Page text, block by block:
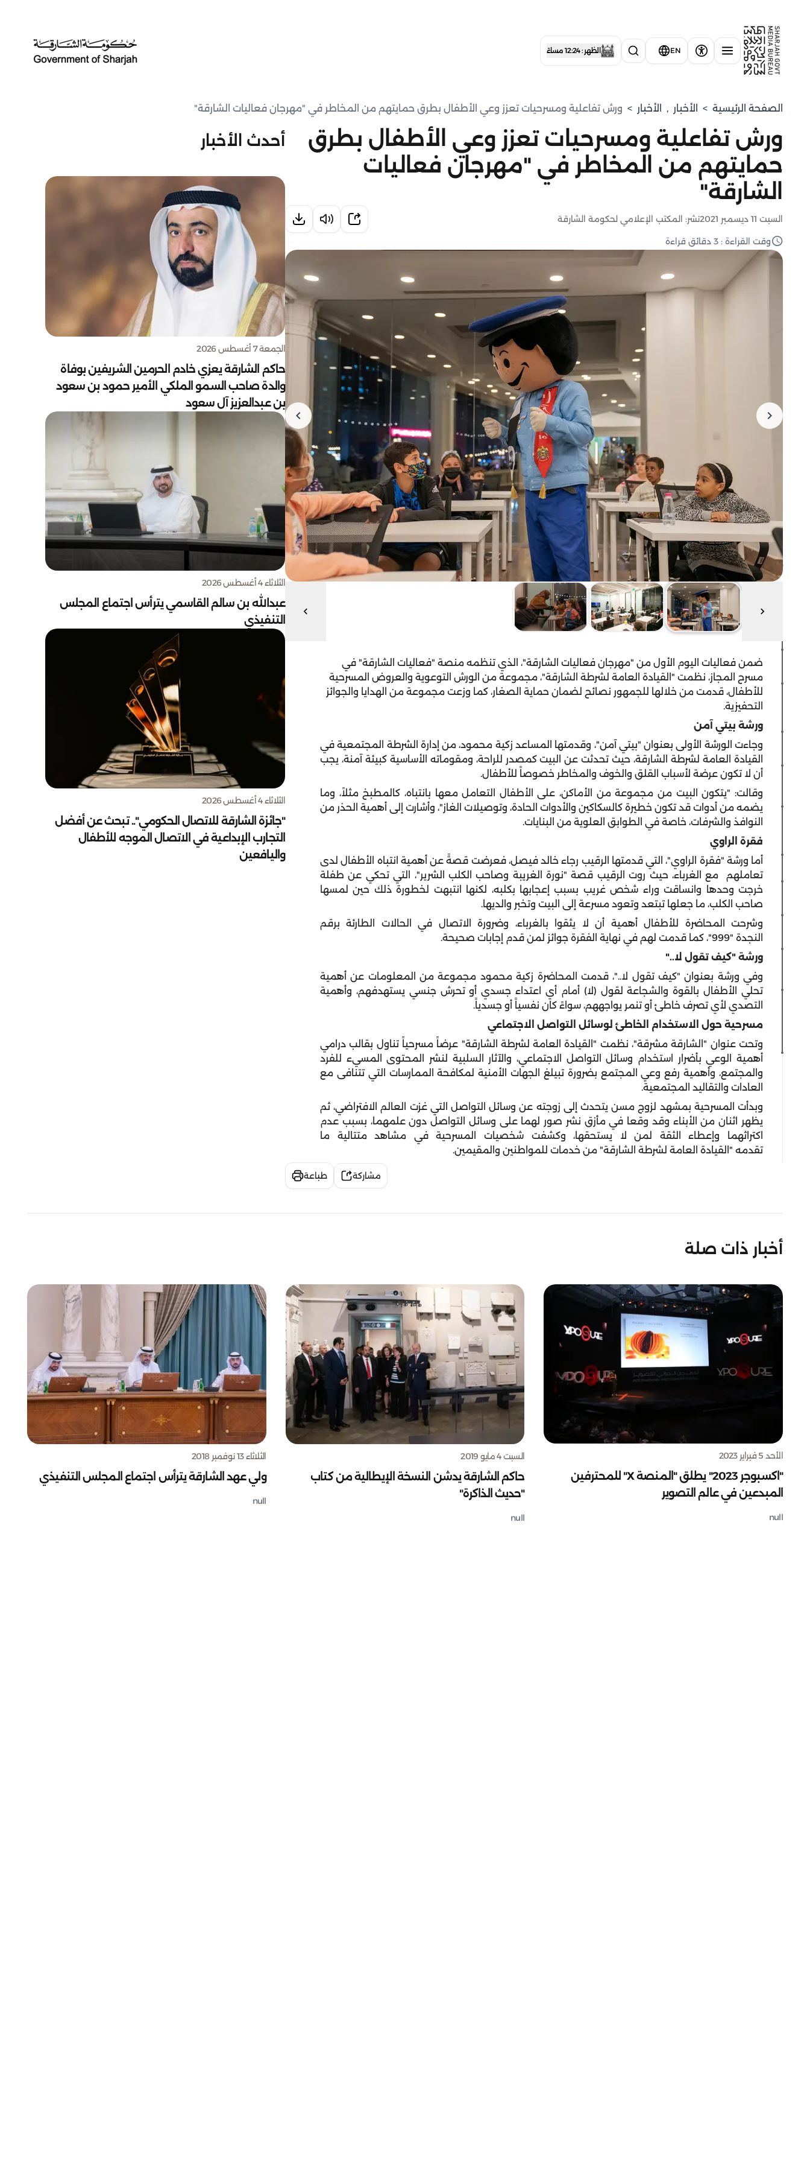
EN الظهر : 12:24 مساءً
الصفحة الرئيسية > الأخبار , الأخبار > ورش تفاعلية ومسرحيات تعزز وعي الأطفال بطرق حمايتهم من المخاطر في "مهرجان فعاليات الشارقة"
ورش تفاعلية ومسرحيات تعزز وعي الأطفال بطرق
حمايتهم من المخاطر في "مهرجان فعاليات
الشارقة"
السبت 11 ديسمبر 2021 نشر: المكتب الإعلامي لحكومة الشارقة
وقت القراءة : 3 دقائق قراءة
ضمن فعاليات اليوم الأول من "مهرجان فعاليات الشارقة"، الذي تنظمه منصة "فعاليات الشارقة" في
مسرح المجاز، نظمت "القيادة العامة لشرطة الشارقة"، مجموعة من الورش التوعوية والعروض المسرحية
للأطفال، قدمت من خلالها للجمهور نصائح لضمان حماية الصغار، كما وزعت مجموعة من الهدايا والجوائز
التحفيزية.
ورشة بيتي آمن
وجاءت الورشة الأولى بعنوان "بيتي آمن"، وقدمتها المساعد زكية محمود، من إدارة الشرطة المجتمعية في
القيادة العامة لشرطة الشارقة، حيث تحدثت عن البيت كمصدر للراحة، ومقوماته الأساسية كبيئة آمنة، يجب
أن لا تكون عرضة لأسباب القلق والخوف والمخاطر خصوصاً للأطفال.
وقالت: "يتكون البيت من مجموعة من الأماكن، على الأطفال التعامل معها بانتباه، كالمطبخ مثلاً، وما
يضمه من أدوات قد تكون خطيرة كالسكاكين والأدوات الحادة، وتوصيلات الغاز"، وأشارت إلى أهمية الحذر من
النوافذ والشرفات، خاصة في الطوابق العلوية من البنايات.
فقرة الراوي
أما ورشة "فقرة الراوي"، التي قدمتها الرقيب رجاء خالد فيصل، فعرضت قصةً عن أهمية انتباه الأطفال لدى
تعاملهم مع الغرباء، حيث روت الرقيب قصة "نورة الغريبة وصاحب الكلب الشرير"، التي تحكي عن طفلة
خرجت وحدها وانساقت وراء شخص غريب بسبب إعجابها بكلبه، لكنها انتبهت لخطورة ذلك حين لمسها
صاحب الكلب، ما جعلها تبتعد وتعود مسرعة إلى البيت وتخبر والديها.
وشرحت المحاضرة للأطفال أهمية أن لا يثقوا بالغرباء، وضرورة الاتصال في الحالات الطارئة برقم
النجدة "999" ، كما قدمت لهم في نهاية الفقرة جوائز لمن قدم إجابات صحيحة.
ورشة "كيف تقول لا.."
وفي ورشة بعنوان "كيف تقول لا.."، قدمت المحاضرة زكية محمود مجموعة من المعلومات عن أهمية
تحلي الأطفال بالقوة والشجاعة لقول (لا)أمام أي اعتداء جسدي أو تحرش جنسي يستهدفهم، وأهمية
التصدي لأي تصرف خاطئ أو تنمر يواجههم، سواءً كان نفسياً أو جسدياً.
مسرحية حول الاستخدام الخاطئ لوسائل التواصل الاجتماعي
وتحت عنوان " الشارقة مشرقة"، نظمت " القيادة العامة لشرطة الشارقة" عرضاً مسرحياً تناول بقالب درامي
أهمية الوعي بأضرار استخدام وسائل التواصل الاجتماعي، والآثار السلبية لنشر المحتوى المسيء للفرد
والمجتمع، وأهمية رفع وعي المجتمع بضرورة تبيلغ الجهات الأمنية لمكافحة الممارسات التي تتنافى مع
العادات والتقاليد المجتمعية.
وبدأت المسرحية بمشهد لزوج مسن يتحدث إلى زوجته عن وسائل التواصل التي غزت العالم الافتراضي، ثم
يظهر اثنان من الأبناء وقد وقعا في مأزق نشر صور لهما على وسائل التواصل دون علمهما، بسبب عدم
اكتراثهما وإعطاء الثقة لمن لا يستحقها، وكشفت شخصيات المسرحية في مشاهد متتالية ما
تقدمه " القيادة العامة لشرطة الشارقة" من خدمات للمواطنين والمقيمين.
مشاركة طباعة
أحدث الأخبار
الجمعة 7 أغسطس 2026
حاكم الشارقة يعزي خادم الحرمين الشريفين بوفاة
والدة صاحب السمو الملكي الأمير حمود بن سعود
بن عبدالعزيز آل سعود
الثلاثاء 4 أغسطس 2026
عبدالله بن سالم القاسمي يترأس اجتماع المجلس
التنفيذي
الثلاثاء 4 أغسطس 2026
"جائزة الشارقة للاتصال الحكومي".. تبحث عن أفضل
التجارب الإبداعية في الاتصال الموجه للأطفال
واليافعين
أخبار ذات صلة
الأحد 5 فبراير 2023
"اكسبوجر 2023" يطلق "المنصة X" للمحترفين
المبدعين في عالم التصوير
null
السبت 4 مايو 2019
حاكم الشارقة يدشن النسخة الإيطالية من كتاب
"حديث الذاكرة"
null
الثلاثاء 13 نوفمبر 2018
ولي عهد الشارقة يترأس اجتماع المجلس التنفيذي
null